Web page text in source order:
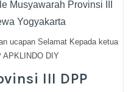
ucapan Selamat Kepada ketua
APKLINDO DIY
III DPP